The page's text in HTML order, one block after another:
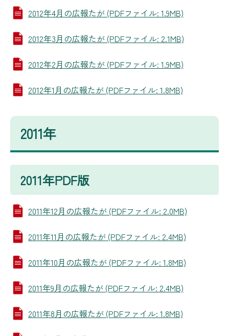
2012年4月の広報たが (PDFファイル: 1.9MB)
2012年3月の広報たが (PDFファイル: 2.1MB)
2012年2月の広報たが (PDFファイル: 1.9MB)
2012年1月の広報たが (PDFファイル: 1.8MB)
2011年
2011年PDF版
2011年12月の広報たが (PDFファイル: 2.0MB)
2011年11月の広報たが (PDFファイル: 2.4MB)
2011年10月の広報たが (PDFファイル: 1.8MB)
2011年9月の広報たが (PDFファイル: 2.4MB)
2011年8月の広報たが (PDFファイル: 1.8MB)